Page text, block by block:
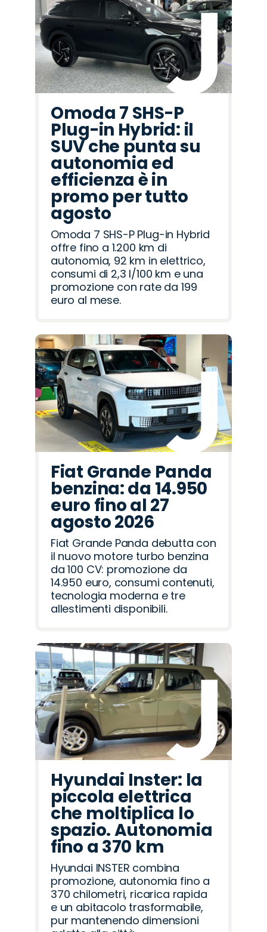
Omoda 7 SHS-P
Plug-in Hybrid: il
SUV che punta su
autonomia ed
efficienza è in
promo per tutto
agosto
Omoda 7 SHS-P Plug-in Hybrid
offre fino a 1.200 km di
autonomia, 92 km in elettrico,
consumi di 2,3 l/100 km e una
promozione con rate da 199
euro al mese.
Fiat Grande Panda
benzina: da 14.950
euro fino al 27
agosto 2026
Fiat Grande Panda debutta con
il nuovo motore turbo benzina
da 100 CV: promozione da
14.950 euro, consumi contenuti,
tecnologia moderna e tre
allestimenti disponibili.
Hyundai Inster: la
piccola elettrica
che moltiplica lo
spazio. Autonomia
fino a 370 km
Hyundai INSTER combina
promozione, autonomia fino a
370 chilometri, ricarica rapida
e un abitacolo trasformabile,
pur mantenendo dimensioni